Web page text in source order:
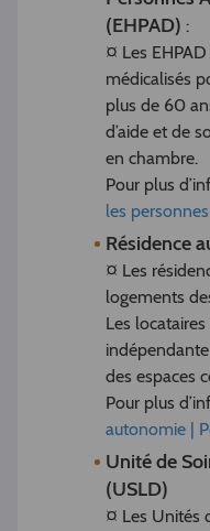
(EHPAD) :
¤ Les
médicalisés
plus de 60
d’aide et de
en chambre.
Pour plus
les
Résidence
¤ Les
logements
Les
des espaces
Pour plus
autonomie |
Unité de
(USLD)
¤ Les Unités